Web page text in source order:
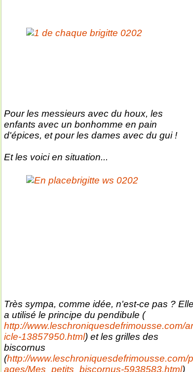
Pour les messieurs avec du houx, les
enfants avec un bonhomme en pain
d'épices, et pour les dames avec du gui !
Et les voici en situation...
Très sympa, comme idée, n'est-ce pas ? Elle
a utilisé le principe du pendibule (
http://www.leschroniquesdefrimousse.com/
icle-13857950.html) et les grilles des
biscornus
(http://www.leschroniquesdefrimousse.com/p
ages/Mes_petits_biscornus-5938583.html)